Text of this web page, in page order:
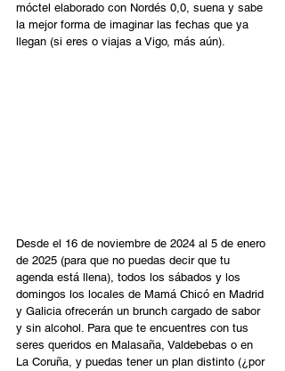
móctel elaborado con Nordés 0,0, suena y sabe
la mejor forma de imaginar las fechas que ya
llegan (si eres o viajas a Vigo, más aún).
Desde el 16 de noviembre de 2024 al 5 de enero
de 2025 (para que no puedas decir que tu
agenda está llena), todos los sábados y los
domingos los locales de Mamá Chicó en Madrid
y Galicia ofrecerán un brunch cargado de sabor
y sin alcohol. Para que te encuentres con tus
seres queridos en Malasaña, Valdebebas o en
La Coruña, y puedas tener un plan distinto (¿por